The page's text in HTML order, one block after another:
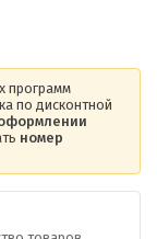
программ
по дисконтной
номер